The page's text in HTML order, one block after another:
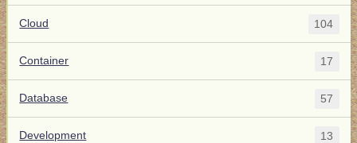
Cloud 104
Container 17
Database 57
Development 13